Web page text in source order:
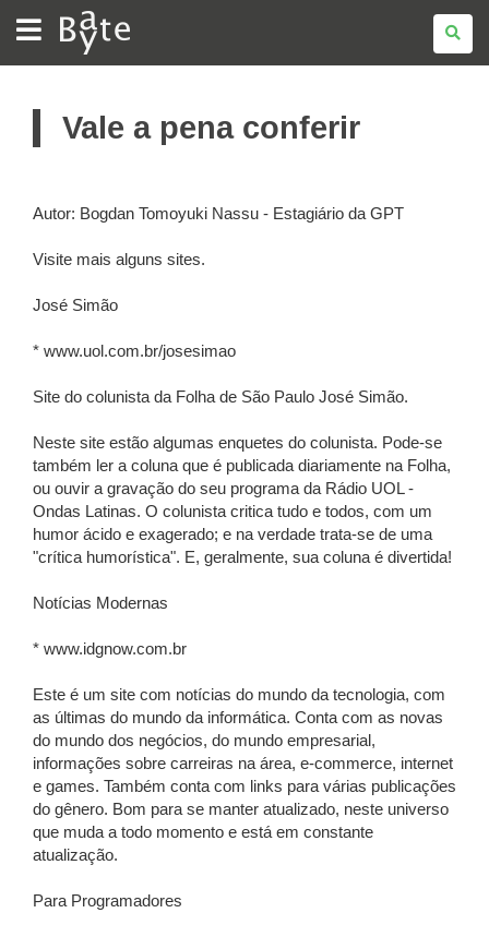
BATE
BYTE
Vale a pena conferir
Autor: Bogdan Tomoyuki Nassu - Estagiário da GPT
Visite mais alguns sites.
José Simão
* www.uol.com.br/josesimao
Site do colunista da Folha de São Paulo José Simão.
Neste site estão algumas enquetes do colunista. Pode-se
também ler a coluna que é publicada diariamente na Folha,
ou ouvir a gravação do seu programa da Rádio UOL -
Ondas Latinas. O colunista critica tudo e todos, com um
humor ácido e exagerado; e na verdade trata-se de uma
"crítica humorística". E, geralmente, sua coluna é divertida!
Notícias Modernas
* www.idgnow.com.br
Este é um site com notícias do mundo da tecnologia, com
as últimas do mundo da informática. Conta com as novas
do mundo dos negócios, do mundo empresarial,
informações sobre carreiras na área, e-commerce, internet
e games. Também conta com links para várias publicações
do gênero. Bom para se manter atualizado, neste universo
que muda a todo momento e está em constante
atualização.
Para Programadores